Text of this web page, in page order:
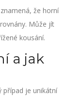
že horní
Může jít
kousání.
a jak
případ je unikátní